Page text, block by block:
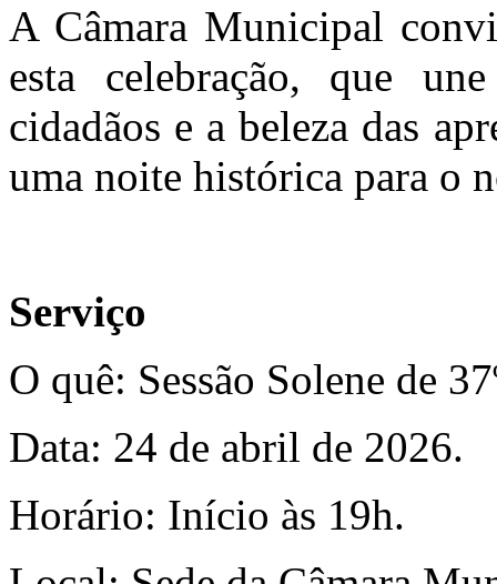
A Câmara Municipal
esta celebração, que
cidadãos e a beleza das
uma noite histórica para o
Serviço
O quê: Sessão Solene de
Data: 24 de abril de 2026.
Horário: Início às 19h.